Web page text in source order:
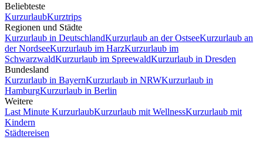
Beliebteste
KurzurlaubKurztrips
Regionen und Städte
Kurzurlaub in DeutschlandKurzurlaub an der OstseeKurzurlaub an
der NordseeKurzurlaub im HarzKurzurlaub im
SchwarzwaldKurzurlaub im SpreewaldKurzurlaub in Dresden
Bundesland
Kurzurlaub in BayernKurzurlaub in NRWKurzurlaub in
HamburgKurzurlaub in Berlin
Weitere
Last Minute KurzurlaubKurzurlaub mit WellnessKurzurlaub mit
Kindern
Städtereisen